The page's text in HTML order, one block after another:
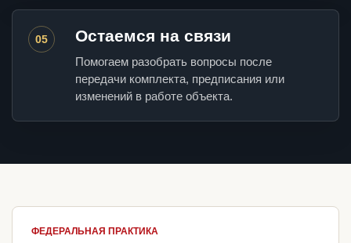
05 Остаемся на связи
Помогаем разобрать вопросы после
передачи комплекта, предписания или
изменений в работе объекта.
ФЕДЕРАЛЬНАЯ ПРАКТИКА